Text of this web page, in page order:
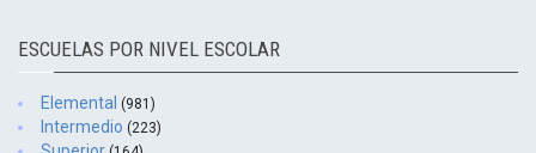
ESCUELAS POR NIVEL ESCOLAR
Elemental (981)
Intermedio (223)